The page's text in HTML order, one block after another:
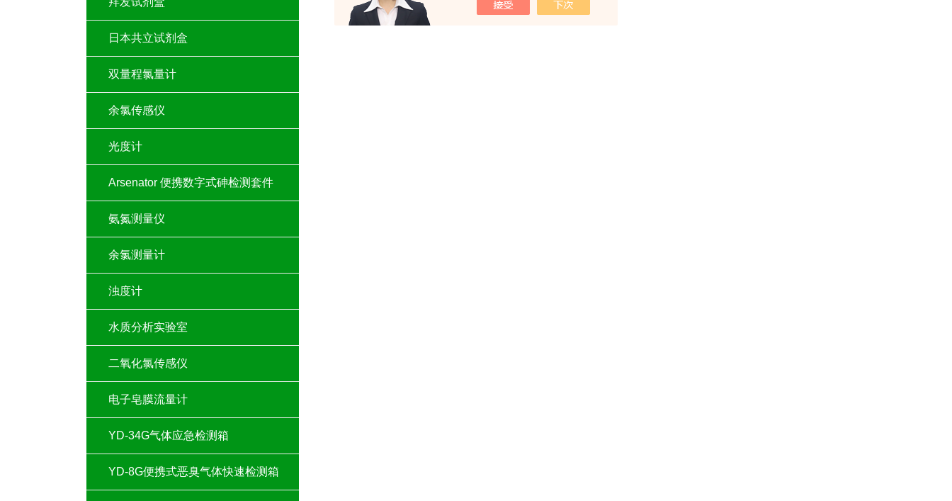
日本共立试剂盒
双量程氯量计
余氯传感仪
光度计
Arsenator 便携数字式砷检测套件
氨氮测量仪
余氯测量计
浊度计
水质分析实验室
二氧化氯传感仪
电子皂膜流量计
YD-34G气体应急检测箱
YD-8G便携式恶臭气体快速检测箱